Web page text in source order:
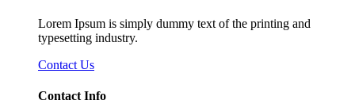
Lorem Ipsum is simply dummy text of the printing and
typesetting industry.
Contact Us
Contact Info